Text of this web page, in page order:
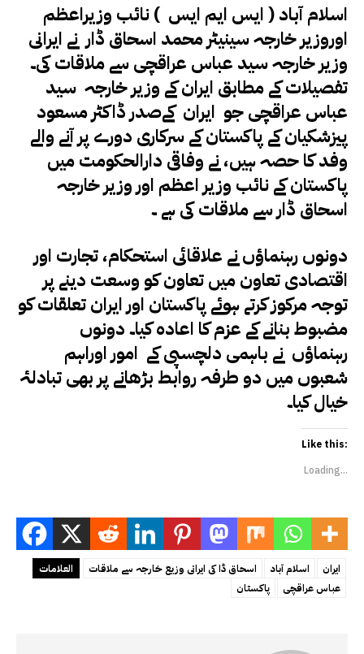
اسلام آباد ( ایس ایم ایس ) نائب وزیراعظم
اوروزیر خارجہ سینیٹر محمد اسحاق ڈار نے ایرانی
وزیر خارجہ سید عباس عراقچی سے ملاقات کی۔
تفصیلات کے مطابق ایران کے وزیر خارجہ سید
عباس عراقچی جو ایران کےصدر ڈاکٹر مسعود
پیزشکیان کے پاکستان کے سرکاری دورے پر آنے والے
وفد کا حصہ ہیں، نے وفاقی دارالحکومت میں
پاکستان کے نائب وزیر اعظم اور وزیر خارجہ
اسحاق ڈار سے ملاقات کی ہے ۔
دونوں رہنماؤں نے علاقائی استحکام، تجارت اور
اقتصادی تعاون میں تعاون کو وسعت دینے پر
توجہ مرکوز کرتے ہوئے پاکستان اور ایران تعلقات کو
مضبوط بنانے کے عزم کا اعادہ کیا۔ دونوں
رہنماؤں نے باہمی دلچسپی کے امور اوراہم
شعبوں میں دو طرفہ روابط بڑھانے پر بھی تبادلۂ
خیال کیا۔
Like this:
Loading...
العلامات اسحاق ڈا کی ایرانی وزیع خارجہ سے ملاقات اسلام آباد
ایران
پاکستان
عباس عراقچی